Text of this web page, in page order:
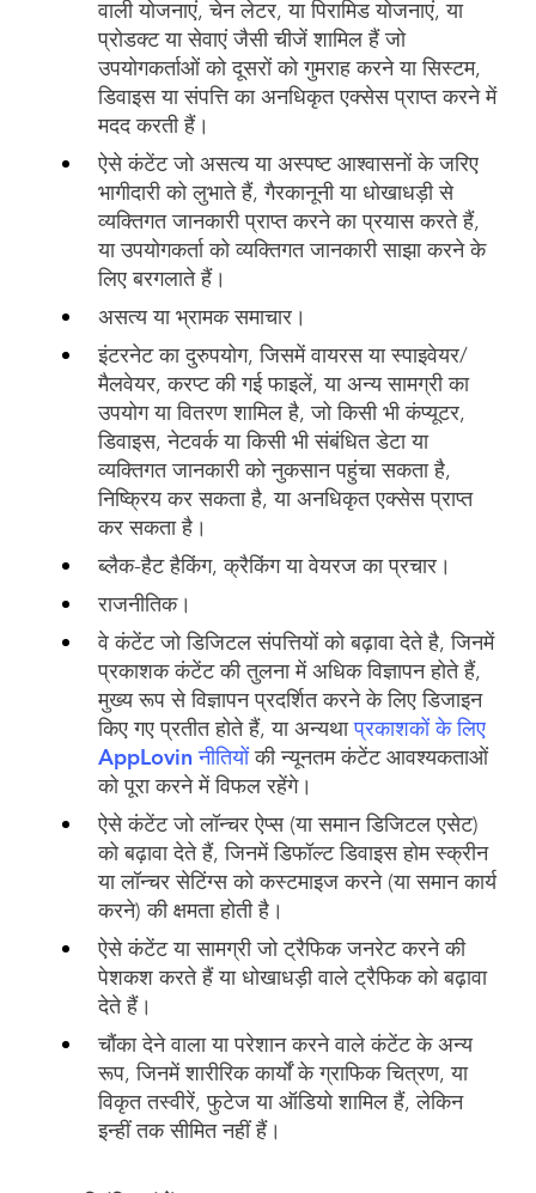
वाली योजनाएं, चेन लेटर, या पिरामिड योजनाएं, या
प्रोडक्ट या सेवाएं जैसी चीजें शामिल हैं जो
उपयोगकर्ताओं को दूसरों को गुमराह करने या सिस्टम,
डिवाइस या संपत्ति का अनधिकृत एक्सेस प्राप्त करने में
मदद करती हैं।
ऐसे कंटेंट जो असत्य या अस्पष्ट आश्वासनों के जरिए
भागीदारी को लुभाते हैं, गैरकानूनी या धोखाधड़ी से
व्यक्तिगत जानकारी प्राप्त करने का प्रयास करते हैं,
या उपयोगकर्ता को व्यक्तिगत जानकारी साझा करने के
लिए बरगलाते हैं।
असत्य या भ्रामक समाचार।
इंटरनेट का दुरुपयोग, जिसमें वायरस या स्पाइवेयर/
मैलवेयर, करप्ट की गई फाइलें, या अन्य सामग्री का
उपयोग या वितरण शामिल है, जो किसी भी कंप्यूटर,
डिवाइस, नेटवर्क या किसी भी संबंधित डेटा या
व्यक्तिगत जानकारी को नुकसान पहुंचा सकता है,
निष्क्रिय कर सकता है, या अनधिकृत एक्सेस प्राप्त
कर सकता है।
ब्लैक-हैट हैकिंग, क्रैकिंग या वेयरज का प्रचार।
राजनीतिक।
वे कंटेंट जो डिजिटल संपत्तियों को बढ़ावा देते है, जिनमें
प्रकाशक कंटेंट की तुलना में अधिक विज्ञापन होते हैं,
मुख्य रूप से विज्ञापन प्रदर्शित करने के लिए डिजाइन
किए गए प्रतीत होते हैं, या अन्यथाप्रकाशकों के लिए
AppLovin नीतियोंकी न्यूनतम कंटेंट आवश्यकताओं
को पूरा करने में विफल रहेंगे।
ऐसे कंटेंट जो लॉन्चर ऐप्स (या समान डिजिटल एसेट)
को बढ़ावा देते हैं, जिनमें डिफॉल्ट डिवाइस होम स्क्रीन
या लॉन्चर सेटिंग्स को कस्टमाइज करने (या समान कार्य
करने) की क्षमता होती है।
ऐसे कंटेंट या सामग्री जो ट्रैफिक जनरेट करने की
पेशकश करते हैं या धोखाधड़ी वाले ट्रैफिक को बढ़ावा
देते हैं।
चौंका देने वाला या परेशान करने वाले कंटेंट के अन्य
रूप, जिनमें शारीरिक कार्यों के ग्राफिक चित्रण, या
विकृत तस्वीरें, फुटेज या ऑडियो शामिल हैं, लेकिन
इन्हीं तक सीमित नहीं हैं।